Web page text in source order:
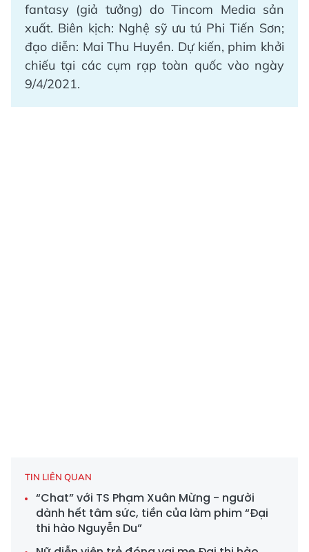
fantasy (giả tưởng) do Tincom Media sản
xuất. Biên kịch: Nghệ sỹ ưu tú Phi Tiến Sơn;
đạo diễn: Mai Thu Huyền. Dự kiến, phim khởi
chiếu tại các cụm rạp toàn quốc vào ngày
9/4/2021.
TIN LIÊN QUAN
“Chat” với TS Phạm Xuân Mừng - người
dành hết tâm sức, tiền của làm phim “Đại
thi hào Nguyễn Du”